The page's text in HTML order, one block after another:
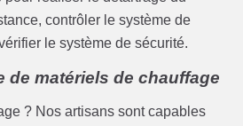
contrôler le système de
le système de sécurité.
de matériels de chauffage
? Nos artisans sont capables